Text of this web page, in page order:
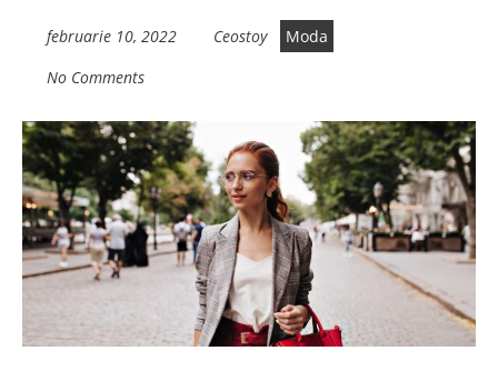
februarie 10, 2022 Ceostoy
Moda
No Comments